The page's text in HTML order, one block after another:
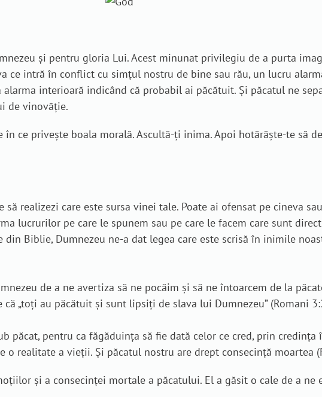
și pentru gloria Lui. Acest minunat privilegiu de a purta
ce intră în conflict cu simțul nostru de bine sau rău, un lucru
interioară indicând că probabil ai păcătuit. Și păcatul ne
de vinovăție.
ce privește boala morală. Ascultă-ți inima. Apoi hotărăște-te să
realizezi care este sursa vinei tale. Poate ai ofensat pe cineva
lucrurilor pe care le spunem sau pe care le facem care sunt
Biblie, Dumnezeu ne-a dat legea care este scrisă în inimile
de a ne avertiza să ne pocăim și să ne întoarcem de la
„toți au păcătuit și sunt lipsiți de slava lui Dumnezeu” (Romani
păcat, pentru ca făgăduința să fie dată celor ce cred, prin credința
realitate a vieții. Și păcatul nostru are drept consecință moartea
și a consecinței mortale a păcatului. El a găsit o cale de a ne